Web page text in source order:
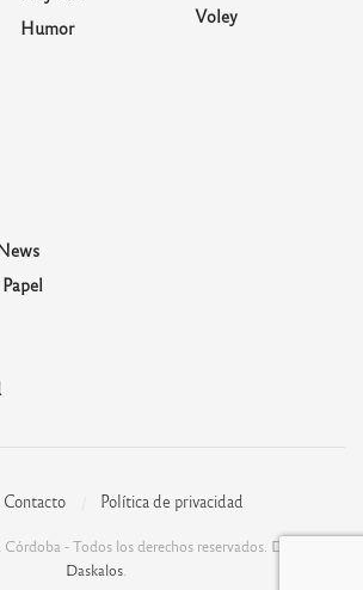
Humor
Voley
Contacto Política de privacidad
- Todos los derechos reservados. Desarrolla:
Daskalos.